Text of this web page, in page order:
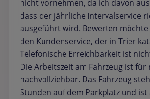
nicht vornehmen, da ich davon
dass der jährliche Intervalservice
ausgeführt wird. Bewerten möchte
den Kundenservice, der in Trier
Telefonische Erreichbarkeit ist
Die Arbeitszeit am Fahrzeug ist für
nachvollziehbar. Das Fahrzeug
Stunden auf dem Parkplatz und ist